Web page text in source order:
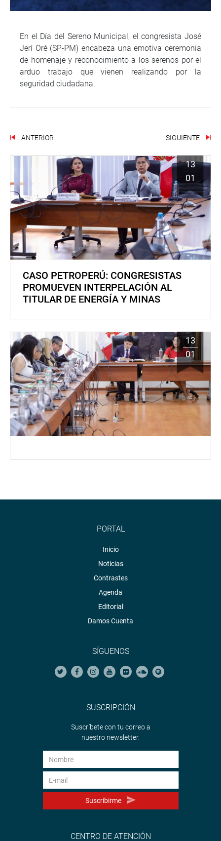
En el Día del Sereno Municipal, el congresista José
Jerí Oré (SP-PM) encabeza una emotiva ceremonia
de homenaje y reconocimiento a los serenos por el
arduo trabajo que vienen realizando por la
seguridad ciudadana.
ANTERIOR SIGUIENTE
13
01
CASO PETROPERÚ: CONGRESISTAS
PROMUEVEN INTERPELACIÓN AL
TITULAR DE ENERGÍA Y MINAS
13
01
PORTAL
Inicio
Noticias
Contrastes
Agenda
Editorial
Damos Cuenta
SÍGUENOS
SUSCRIPCIÓN
Suscríbete con tu correo a
nuestro newsletter.
Suscribirme
CENTRO DE ATENCIÓN